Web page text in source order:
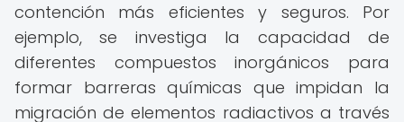
contención más eficientes y seguros. Por
ejemplo, se investiga la capacidad de
diferentes compuestos inorgánicos para
formar barreras químicas que impidan la
migración de elementos radiactivos a través